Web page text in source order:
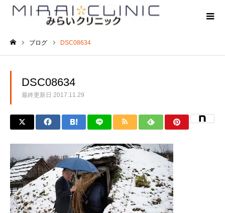
ブログ DSC08634
DSC08634
最終更新日 2017.11.29